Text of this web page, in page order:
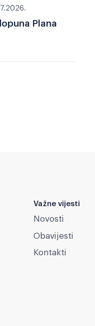
Plana
Važne vijesti
Novosti
Obavijesti
Kontakti